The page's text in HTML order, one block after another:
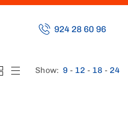
924 28 60 96
Show: 9 12 18 24